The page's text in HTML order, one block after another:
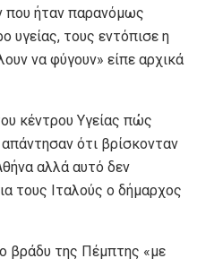
που ήταν παρανόμως
υγείας, τους εντόπισε η
να φύγουν» είπε αρχικά
κέντρου Υγείας πώς
ότι βρίσκονταν
αλλά αυτό δεν
τους Ιταλούς ο δήμαρχος
βράδυ της Πέμπτης «με